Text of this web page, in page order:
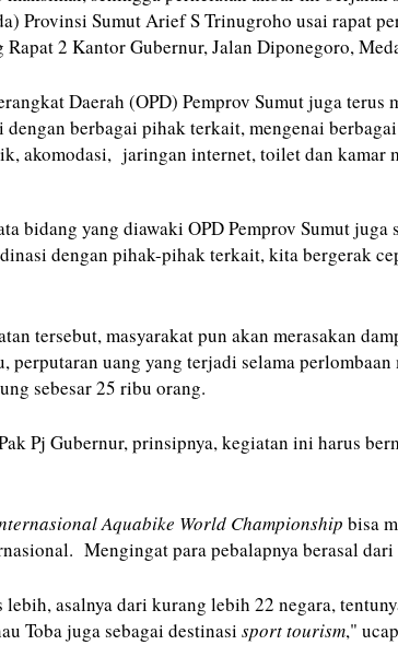
Provinsi Sumut Arief S Trinugroho usai rapat
Rapat 2 Kantor Gubernur, Jalan Diponegoro,
Daerah (OPD) Pemprov Sumut juga terus
dengan berbagai pihak terkait, mengenai
akomodasi, jaringan internet, toilet dan kamar
bidang yang diawaki OPD Pemprov Sumut
dengan pihak-pihak terkait, kita bergerak
tersebut, masyarakat pun akan merasakan
perputaran uang yang terjadi selama
sebesar 25 ribu orang.
Pj Gubernur, prinsipnya, kegiatan ini harus
Aquabike World Championship bisa
Mengingat para pebalapnya berasal
lebih, asalnya dari kurang lebih 22 negara,
Toba juga sebagai destinasi sport tourism,"